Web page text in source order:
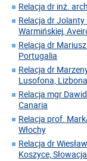
Relacja dr inż.
Relacja dr Jolanty
Warmińskiej,
Relacja dr
Portugalia
Relacja dr
Lusofona,
Relacja mgr
Canaria
Relacja prof.
Włochy
Relacja dr
Koszyce,